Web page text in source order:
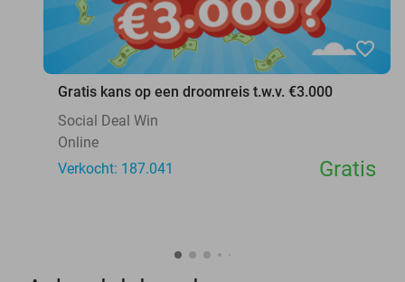
favorite_border
Gratis kans op een droomreis t.w.v. €3.000
Social Deal Win
Online
Verkocht: 187.041
Gratis